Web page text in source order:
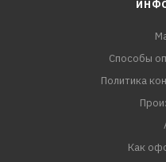
Способы
Политика
Как